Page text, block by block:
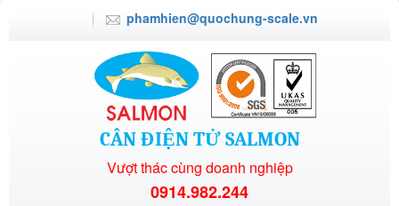
phamhien@quochung-scale.vn
CÂN ĐIỆN TỬ SALMON
Vượt thác cùng doanh nghiệp
0914.982.244